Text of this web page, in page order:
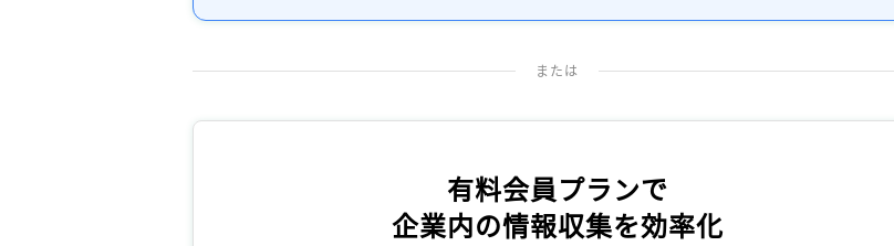
または
有料会員プランで
企業内の情報収集を効率化
記事をお気に入りに保存するには
ログイン